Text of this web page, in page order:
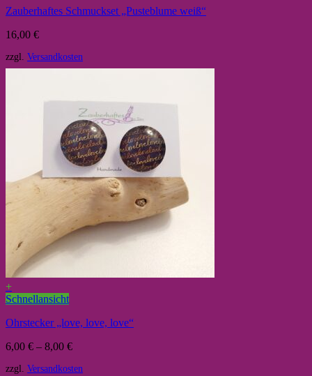
Zauberhaftes Schmuckset „Pusteblume weiß“
16,00 €
zzgl. Versandkosten
+
Schnellansicht
Ohrstecker „love, love, love“
6,00 € – 8,00 €
zzgl. Versandkosten